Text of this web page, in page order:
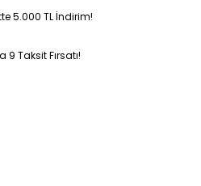
5.000 TL İndirim!
9 Taksit Fırsatı!